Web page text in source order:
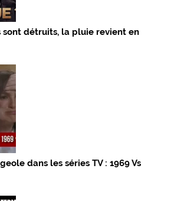
sont détruits, la pluie revient en
dans les séries TV : 1969 Vs